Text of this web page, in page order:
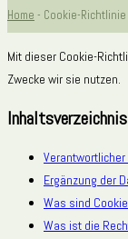
Home - Cookie-Richtlinie
Mit dieser Cookie-
Zwecke wir sie nutzen.
Inhaltsverzeichnis
Ergänzung der
Was sind
Was ist die